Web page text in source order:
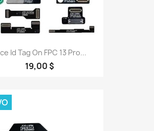
Id Tag On FPC 13 Pro...
19,00 $